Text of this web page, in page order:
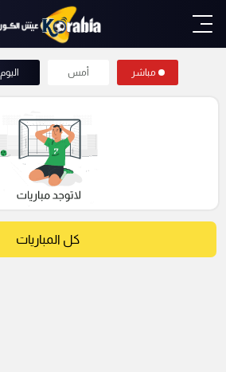
مباشر أمس اليوم
كل المباريات